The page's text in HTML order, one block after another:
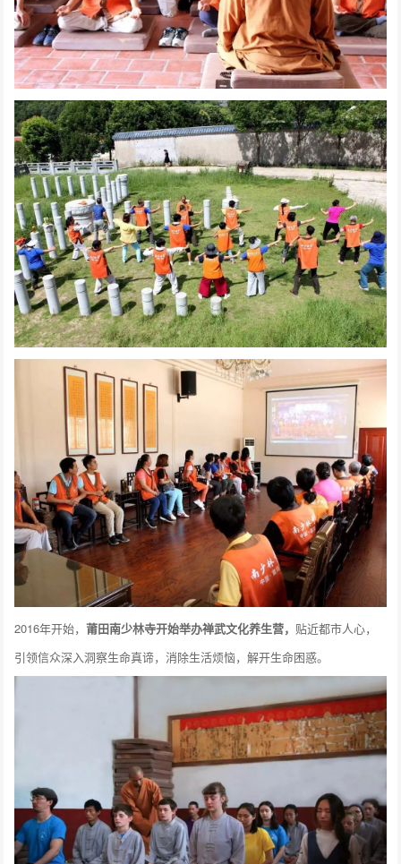
2016年开始，莆田南少林寺开始举办禅武文化养生营， 贴近都市人心，
引领信众深入洞察生命真谛，消除生活烦恼，解开生命困惑。